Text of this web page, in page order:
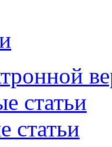
статьи
статьи